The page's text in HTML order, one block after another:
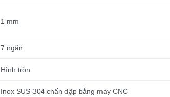
1 mm
7 ngăn
Hình tròn
Inox SUS 304 chấn dập bằng máy CNC